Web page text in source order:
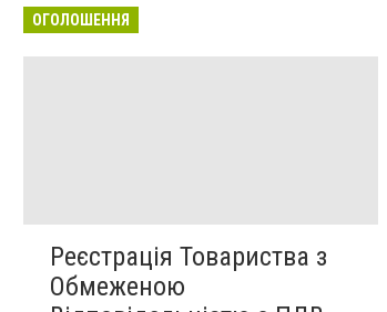
ОГОЛОШЕННЯ
Реєстрація Товариства з
Обмеженою